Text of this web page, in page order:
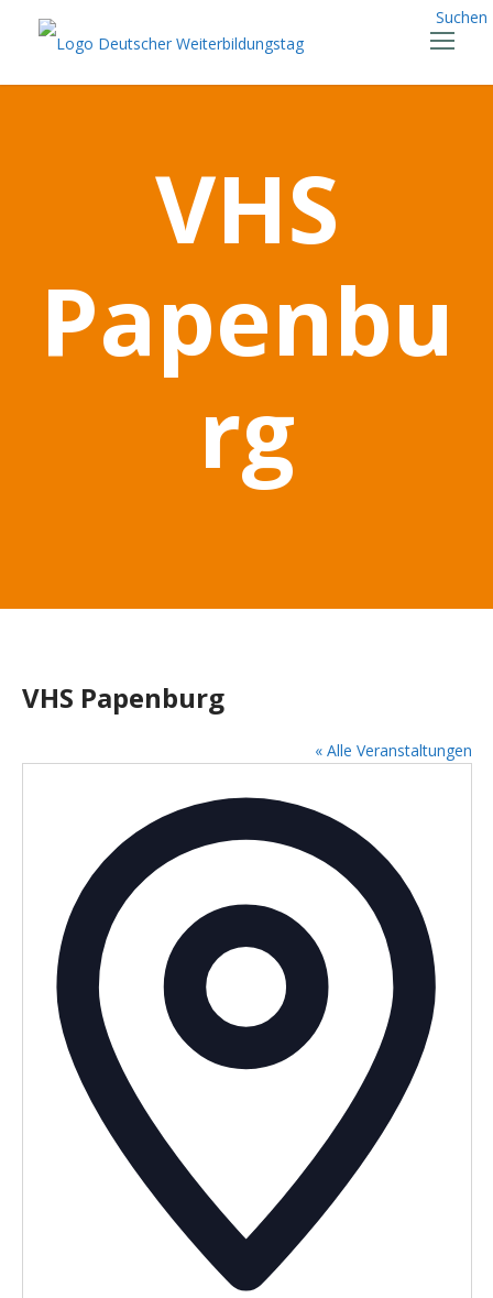
Suchen
VHS
Papenbu
rg
VHS Papenburg
« Alle Veranstaltungen